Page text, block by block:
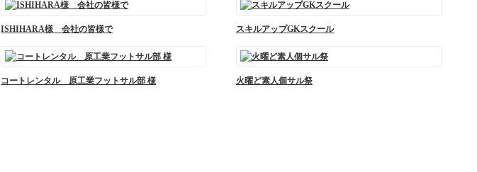
ISHIHARA様 会社の皆様で スキルアップGKスクール
コートレンタル 原工業フットサル部 様 火曜ど素人個サル祭